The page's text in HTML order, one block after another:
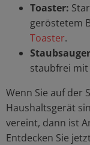
Toaster:
geröstetem
Toaster.
staubfrei
Wenn Sie auf der
Haushaltsgerät
vereint, dann ist
Entdecken Sie